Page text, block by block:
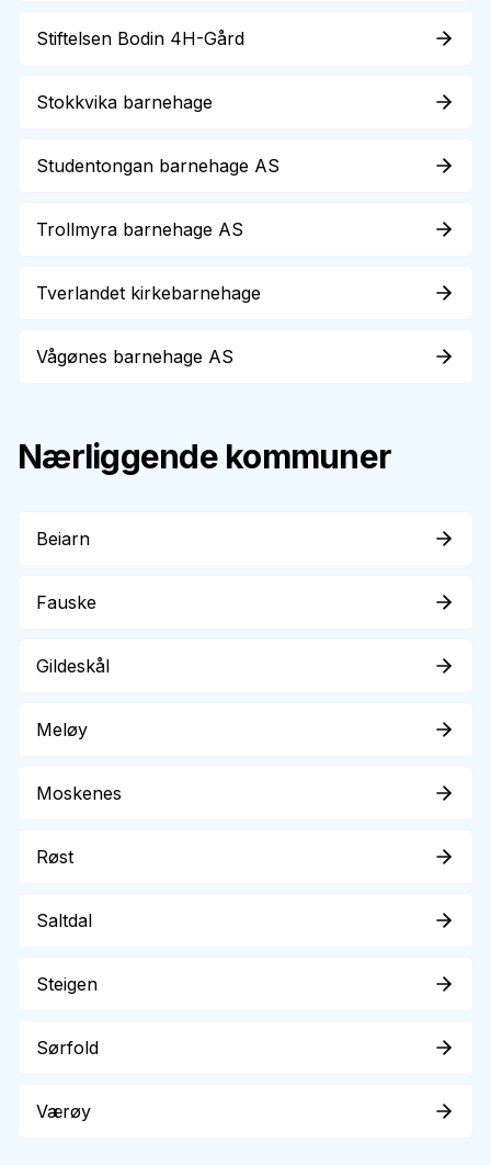
Stiftelsen Bodin 4H-Gård
Stokkvika barnehage
Studentongan barnehage AS
Trollmyra barnehage AS
Tverlandet kirkebarnehage
Vågønes barnehage AS
Nærliggende kommuner
Beiarn
Fauske
Gildeskål
Meløy
Moskenes
Røst
Saltdal
Steigen
Sørfold
Værøy